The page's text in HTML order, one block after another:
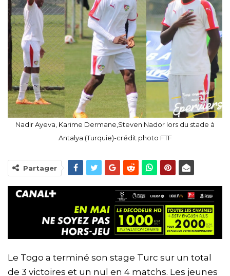
Nadir Ayeva, Karime Dermane,Steven Nador lors du stade à
Antalya (Turquie)-crédit photo FTF
Partager
Le Togo a terminé son stage Turc sur un total
de 3 victoires et un nul en 4 matchs. Les jeunes